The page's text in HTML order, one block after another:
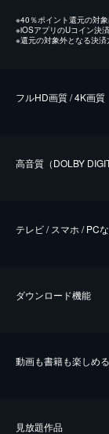
※40％ポイント還元の対
※iOSアプリのUコイン決
※還元の対象外となる決
フルHD画質 / 4K画質
⾼⾳質（DOLBY
テレビ / スマホ / PC
ダウンロード機能
動画も書籍も楽しめる
⾒放題作品